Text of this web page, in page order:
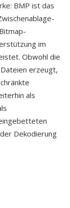
BMP ist das
im
Obwohl die
erzeugt,
als
Dekodierung